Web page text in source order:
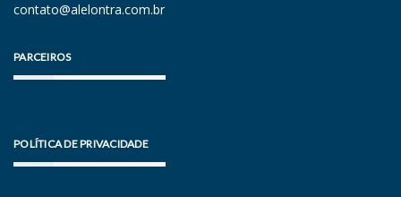
contato@alelontra.com.br
PARCEIROS
POLÍTICA DE PRIVACIDADE